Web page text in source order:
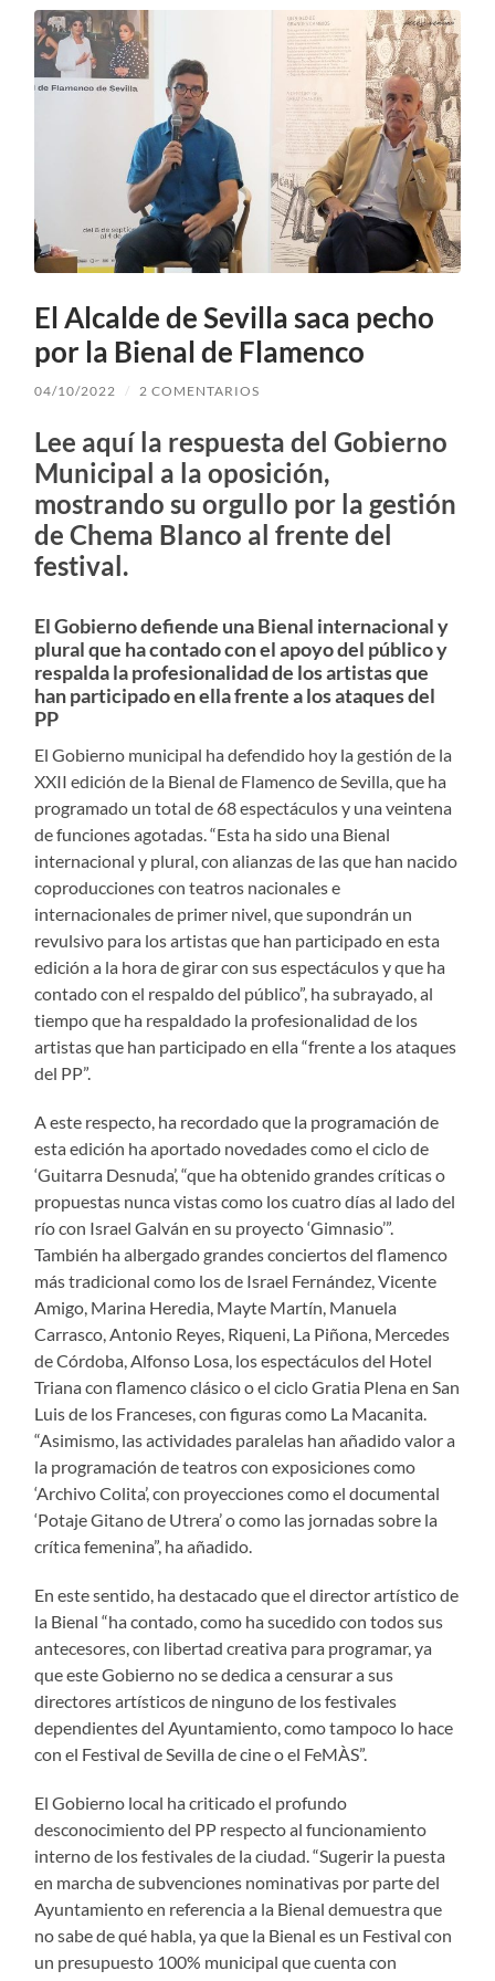
El Alcalde de Sevilla saca pecho
por la Bienal de Flamenco
04/10/2022 / 2 COMENTARIOS
Lee aquí la respuesta del Gobierno
Municipal a la oposición,
mostrando su orgullo por la gestión
de Chema Blanco al frente del
festival.
El Gobierno defiende una Bienal internacional y
plural que ha contado con el apoyo del público y
respalda la profesionalidad de los artistas que
han participado en ella frente a los ataques del
PP
El Gobierno municipal ha defendido hoy la gestión de la
XXII edición de la Bienal de Flamenco de Sevilla, que ha
programado un total de 68 espectáculos y una veintena
de funciones agotadas. “Esta ha sido una Bienal
internacional y plural, con alianzas de las que han nacido
coproducciones con teatros nacionales e
internacionales de primer nivel, que supondrán un
revulsivo para los artistas que han participado en esta
edición a la hora de girar con sus espectáculos y que ha
contado con el respaldo del público”, ha subrayado, al
tiempo que ha respaldado la profesionalidad de los
artistas que han participado en ella “frente a los ataques
del PP”.
A este respecto, ha recordado que la programación de
esta edición ha aportado novedades como el ciclo de
‘Guitarra Desnuda’, “que ha obtenido grandes críticas o
propuestas nunca vistas como los cuatro días al lado del
río con Israel Galván en su proyecto ‘Gimnasio’”.
También ha albergado grandes conciertos del flamenco
más tradicional como los de Israel Fernández, Vicente
Amigo, Marina Heredia, Mayte Martín, Manuela
Carrasco, Antonio Reyes, Riqueni, La Piñona, Mercedes
de Córdoba, Alfonso Losa, los espectáculos del Hotel
Triana con flamenco clásico o el ciclo Gratia Plena en San
Luis de los Franceses, con figuras como La Macanita.
“Asimismo, las actividades paralelas han añadido valor a
la programación de teatros con exposiciones como
‘Archivo Colita’, con proyecciones como el documental
‘Potaje Gitano de Utrera’ o como las jornadas sobre la
crítica femenina”, ha añadido.
En este sentido, ha destacado que el director artístico de
la Bienal “ha contado, como ha sucedido con todos sus
antecesores, con libertad creativa para programar, ya
que este Gobierno no se dedica a censurar a sus
directores artísticos de ninguno de los festivales
dependientes del Ayuntamiento, como tampoco lo hace
con el Festival de Sevilla de cine o el FeMÀS”.
El Gobierno local ha criticado el profundo
desconocimiento del PP respecto al funcionamiento
interno de los festivales de la ciudad. “Sugerir la puesta
en marcha de subvenciones nominativas por parte del
Ayuntamiento en referencia a la Bienal demuestra que
no sabe de qué habla, ya que la Bienal es un Festival con
un presupuesto 100% municipal que cuenta con